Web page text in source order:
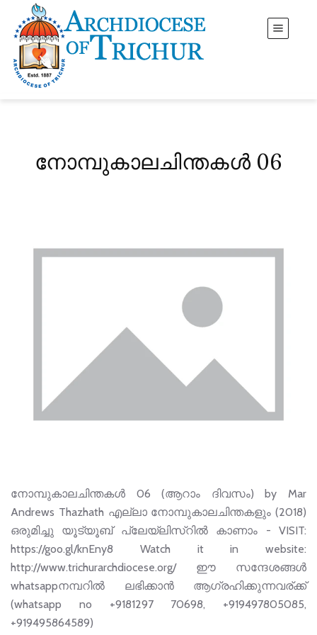
നോമ്പുകാലചിന്തകൾ 06
നോമ്പുകാലചിന്തകൾ 06 (ആറാം ദിവസം) by Mar
Andrews Thazhath എല്ലാ നോമ്പുകാലചിന്തകളും (2018)
ഒരുമിച്ചു യൂട്യൂബ് പ്ലേയ്‌ലിസ്റിൽ കാണാം - VISIT:
https://goo.gl/knEny8 Watch it in website:
http://www.trichurarchdiocese.org/ ഈ സന്ദേശങ്ങള്‍
whatsappനമ്പറില്‍ ലഭിക്കാന്‍ ആഗ്രഹിക്കുന്നവര്ക്ക്
(whatsapp no +9181297 70698, +919497805085,
+919495864589)